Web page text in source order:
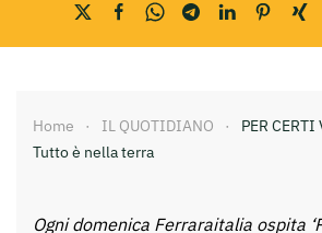
Home IL QUOTIDIANO
PER CERTI
Tutto è nella terra
Ogni domenica Ferraraitalia ospita